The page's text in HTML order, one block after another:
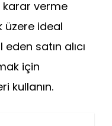
karar verme
üzere ideal
satın alıcı
için
kullanın.